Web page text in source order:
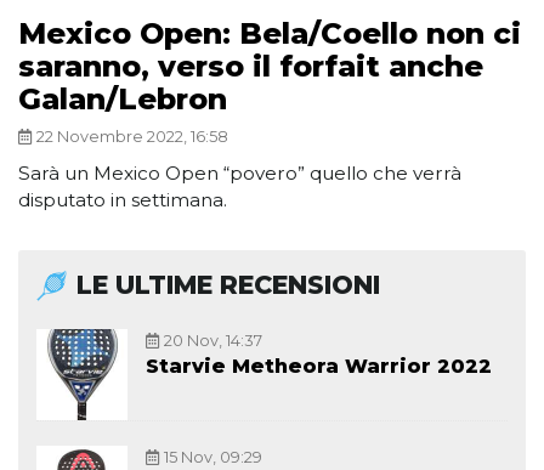
Mexico Open: Bela/Coello non ci
saranno, verso il forfait anche
Galan/Lebron
22 Novembre 2022, 16:58
Sarà un Mexico Open “povero” quello che verrà
disputato in settimana.
LE ULTIME RECENSIONI
20 Nov, 14:37
Starvie Metheora Warrior 2022
15 Nov, 09:29